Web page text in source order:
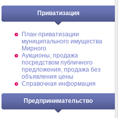
Приватизация
План приватизации
муниципального имущества
Мирного
Аукционы, продажа
посредством публичного
предложения, продажа без
объявления цены
Справочная информация
Предпринимательство